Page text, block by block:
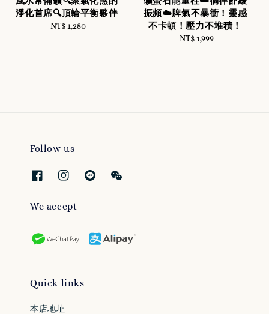
淨化首席🔍頂輪平衡夥伴
Regular
NT$ 1,280
振頻☁️脾氣不暴衝！靈感
不卡頓！壓力不堆積！
Regular
NT$ 1,999
Follow us
We accept
Quick links
本店地址